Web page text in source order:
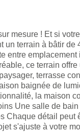
mesure ! Et si
terrain à bâtir de
entre
ce terrain
terrasse
baignée de
la maison
Une salle de
Chaque détail peut
s'ajuste à votre